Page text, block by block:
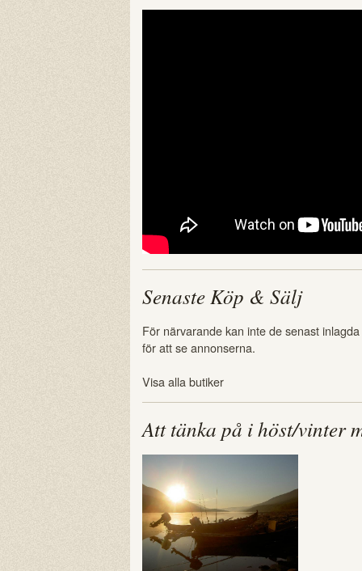
Senaste Köp & Sälj
För närvarande kan inte de senast
för att se annonserna.
Visa alla butiker
Att tänka på i höst/vinter